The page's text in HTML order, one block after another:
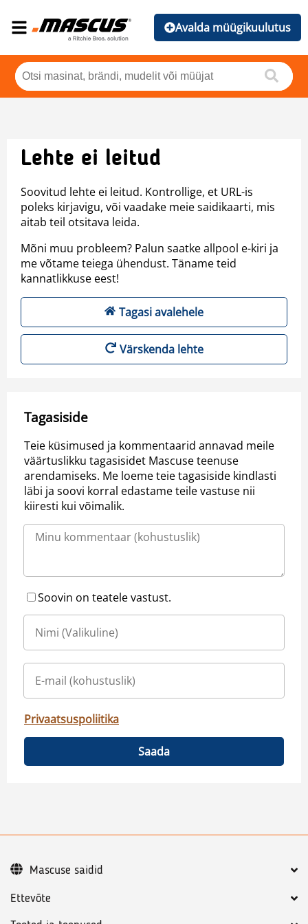
Avalda müügikuulutus
Lehte ei leitud
Soovitud lehte ei leitud. Kontrollige, et URL-is
poleks kirjavigu, või vaadake meie saidikaarti, mis
aitab teil otsitava leida.
Mõni muu probleem? Palun saatke allpool e-kiri ja
me võtame teiega ühendust. Täname teid
kannatlikkuse eest!
Tagasi avalehele
Värskenda lehte
Tagasiside
Teie küsimused ja kommentaarid annavad meile
väärtuslikku tagasisidet Mascuse teenuse
arendamiseks. Me loeme teie tagasiside kindlasti
läbi ja soovi korral edastame teile vastuse nii
kiiresti kui võimalik.
Soovin on teatele vastust.
Privaatsuspoliitika
Saada
Ettevõte
Mascuse saidid